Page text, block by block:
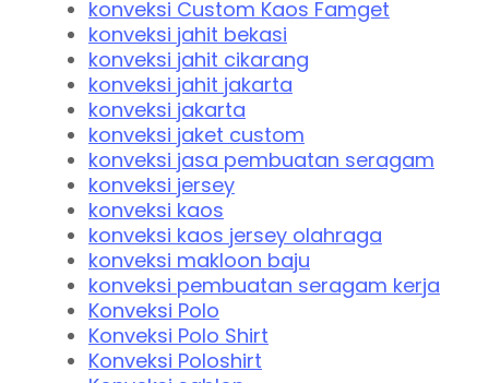
konveksi Custom Kaos Famget
konveksi jahit bekasi
konveksi jahit cikarang
konveksi jahit jakarta
konveksi jakarta
konveksi jaket custom
konveksi jasa pembuatan seragam
konveksi jersey
konveksi kaos
konveksi kaos jersey olahraga
konveksi makloon baju
konveksi pembuatan seragam kerja
Konveksi Polo
Konveksi Polo Shirt
Konveksi Poloshirt